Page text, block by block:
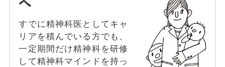
へ
すでに精神科医としてキャ
リアを積んでいる方でも、
一定期間だけ精神科を研修
して精神科マインドを持っ